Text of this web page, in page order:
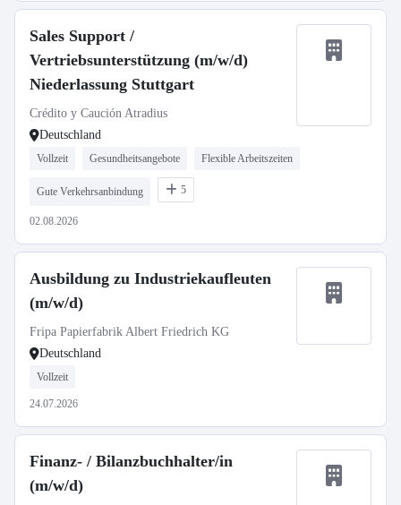
Sales Support /
Vertriebsunterstützung (m/w/d)
Niederlassung Stuttgart
Crédito y Caución Atradius
Deutschland
Vollzeit Gesundheitsangebote Flexible Arbeitszeiten
Gute Verkehrsanbindung 5
02.08.2026
Ausbildung zu Industriekaufleuten
(m/w/d)
Fripa Papierfabrik Albert Friedrich KG
Deutschland
Vollzeit
24.07.2026
Finanz- / Bilanzbuchhalter/in
(m/w/d)